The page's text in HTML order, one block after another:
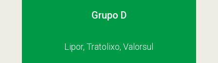
Grupo D
Lipor, Tratolixo, Valorsul